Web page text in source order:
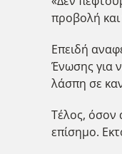
προβολή
Επειδή
Ένωσης για
λάσπη σε
Τέλος, όσον
επίσημο.